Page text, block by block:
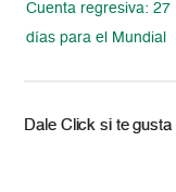
Cuenta regresiva: 27
días para el Mundial
Dale Click si te gusta